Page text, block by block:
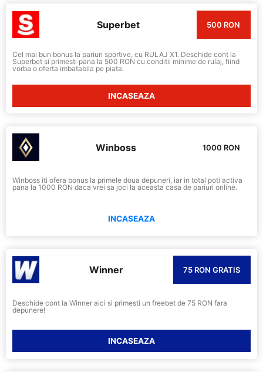
Superbet 500 RON
Cel mai bun bonus la pariuri sportive, cu RULAJ X1. Deschide cont la
Superbet si primesti pana la 500 RON cu conditii minime de rulaj, fiind
vorba o oferta imbatabila pe piata.
INCASEAZA
Winboss 1000 RON
Winboss iti ofera bonus la primele doua depuneri, iar in total poti activa
pana la 1000 RON daca vrei sa joci la aceasta casa de pariuri online.
INCASEAZA
Winner 75 RON GRATIS
Deschide cont la Winner aici si primesti un freebet de 75 RON fara
depunere!
INCASEAZA